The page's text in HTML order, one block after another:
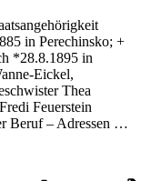
in Perechinsko; +
*28.8.1895 in
Eickel,
Thea
Feuerstein
Beruf – Adressen …